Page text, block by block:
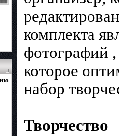
комплекта
фотографий ,
которое
набор
Творчество